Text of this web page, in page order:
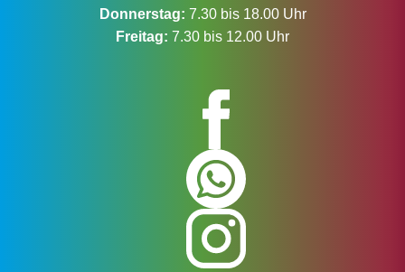
Donnerstag: 7.30 bis 18.00 Uhr
Freitag: 7.30 bis 12.00 Uhr